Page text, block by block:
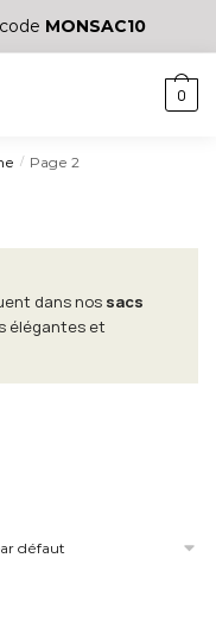
MONSAC10
0
/ Page 2
dans nos sacs
élégantes et